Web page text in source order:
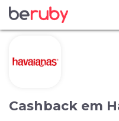
Cashback em